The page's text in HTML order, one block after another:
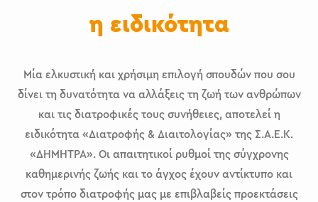
η ειδικότητα
Μία ελκυστική και χρήσιμη επιλογή σπουδών που σου
δίνει τη δυνατότητα να αλλάξεις τη ζωή των ανθρώπων
και τις διατροφικές τους συνήθειες, αποτελεί η
ειδικότητα «Διατροφής & Διαιτολογίας» της Σ.Α.Ε.Κ.
«ΔΗΜΗΤΡΑ». Οι απαιτητικοί ρυθμοί της σύγχρονης
καθημερινής ζωής και το άγχος έχουν αντίκτυπο και
στον τρόπο διατροφής μας με επιβλαβείς προεκτάσεις